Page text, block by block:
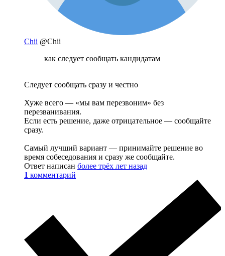
Chii @Chii
как следует сообщать кандидатам
Следует сообщать сразу и честно
Хуже всего — «мы вам перезвоним» без
перезванивания.
Если есть решение, даже отрицательное — сообщайте
сразу.
Самый лучший вариант — принимайте решение во
время собеседования и сразу же сообщайте.
Ответ написан более трёх лет назад
1 комментарий